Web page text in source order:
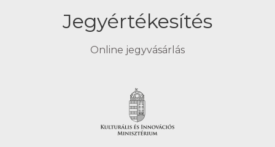
Jegyértékesítés
Online jegyvásárlás